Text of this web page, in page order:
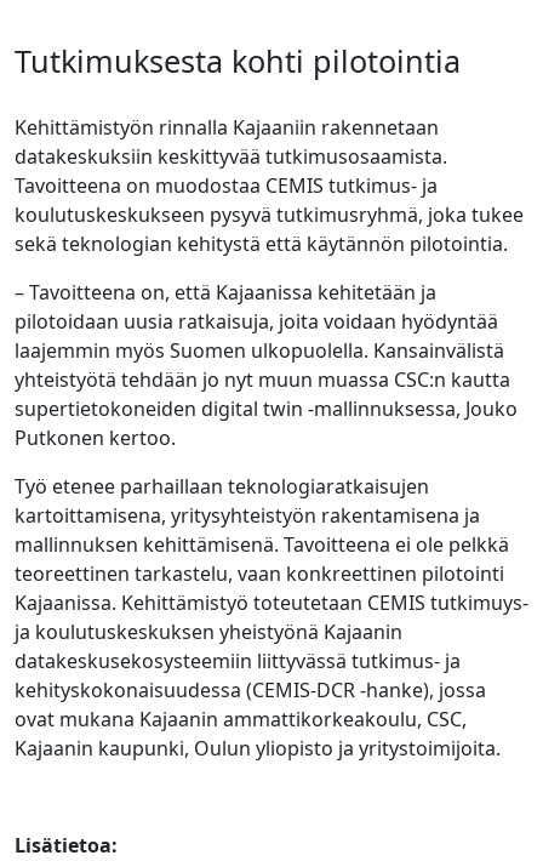
Tutkimuksesta kohti pilotointia
Kehittämistyön rinnalla Kajaaniin rakennetaan
datakeskuksiin keskittyvää tutkimusosaamista.
Tavoitteena on muodostaa CEMIS tutkimus- ja
koulutuskeskukseen pysyvä tutkimusryhmä, joka tukee
sekä teknologian kehitystä että käytännön pilotointia.
– Tavoitteena on, että Kajaanissa kehitetään ja
pilotoidaan uusia ratkaisuja, joita voidaan hyödyntää
laajemmin myös Suomen ulkopuolella. Kansainvälistä
yhteistyötä tehdään jo nyt muun muassa CSC:n kautta
supertietokoneiden digital twin -mallinnuksessa, Jouko
Putkonen kertoo.
Työ etenee parhaillaan teknologiaratkaisujen
kartoittamisena, yritysyhteistyön rakentamisena ja
mallinnuksen kehittämisenä. Tavoitteena ei ole pelkkä
teoreettinen tarkastelu, vaan konkreettinen pilotointi
Kajaanissa. Kehittämistyö toteutetaan CEMIS tutkimuys-
ja koulutuskeskuksen yheistyönä Kajaanin
datakeskusekosysteemiin liittyvässä tutkimus- ja
kehityskokonaisuudessa (CEMIS-DCR -hanke), jossa
ovat mukana Kajaanin ammattikorkeakoulu, CSC,
Kajaanin kaupunki, Oulun yliopisto ja yritystoimijoita.
Lisätietoa: